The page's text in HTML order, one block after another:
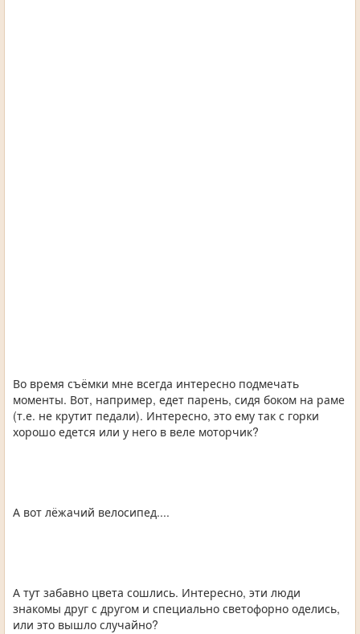
Во время съёмки мне всегда интересно подмечать
моменты. Вот, например, едет парень, сидя боком на раме
(т.е. не крутит педали). Интересно, это ему так с горки
хорошо едется или у него в веле моторчик?
А вот лёжачий велосипед....
А тут забавно цвета сошлись. Интересно, эти люди
знакомы друг с другом и специально светофорно оделись,
или это вышло случайно?